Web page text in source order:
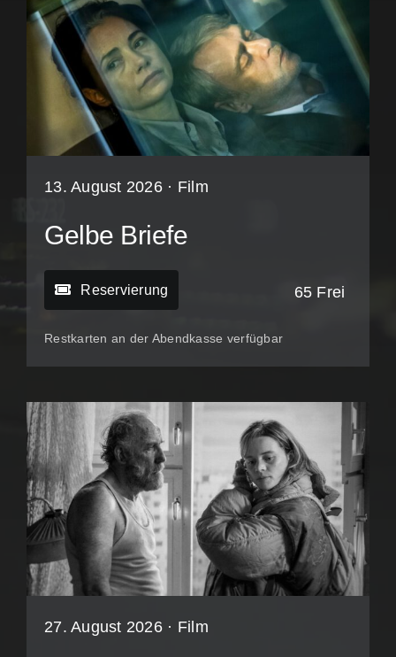
13. August 2026 · Film
Gelbe Briefe
Reservierung 65 Frei
Restkarten an der Abendkasse verfügbar
27. August 2026 · Film